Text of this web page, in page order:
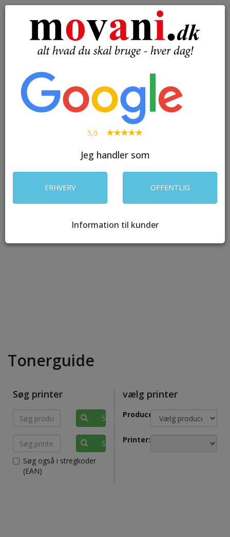
Toggle
Tonerguide
Søg printer
Søg produkt
Søg printer
Søg også i stregkoder
(EAN)
vælg printer
Producenter:
Printer:
5,0
Jeg handler som
ERHVERV OFFENTLIG
Information til kunder